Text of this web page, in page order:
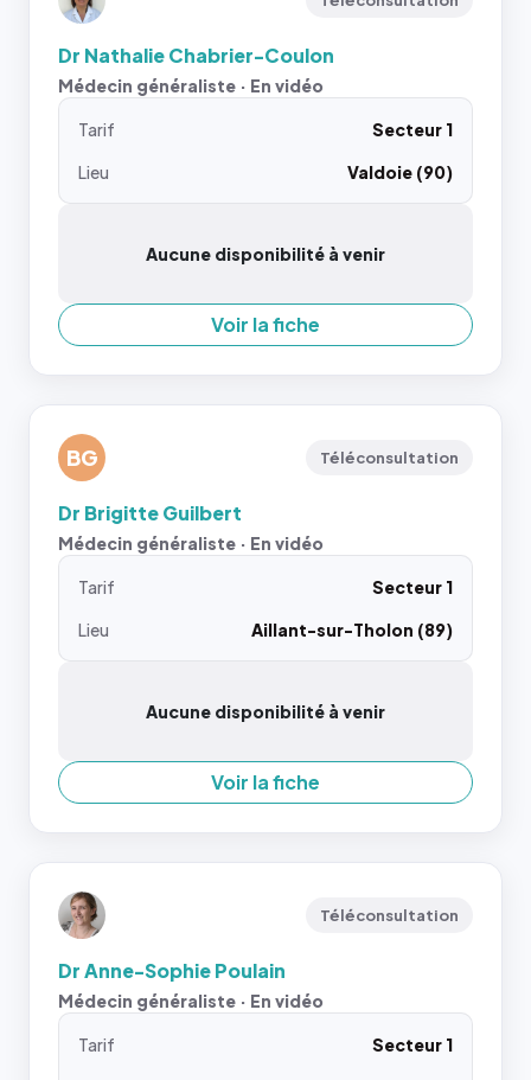
Dr Nathalie Chabrier-Coulon
Médecin généraliste · En vidéo
Tarif
Secteur 1
Lieu
Valdoie (90)
Aucune disponibilité à venir
Voir la fiche
BG Téléconsultation
Dr Brigitte Guilbert
Médecin généraliste · En vidéo
Tarif
Secteur 1
Lieu
Aillant-sur-Tholon (89)
Aucune disponibilité à venir
Voir la fiche
Téléconsultation
Dr Anne-Sophie Poulain
Médecin généraliste · En vidéo
Tarif
Secteur 1